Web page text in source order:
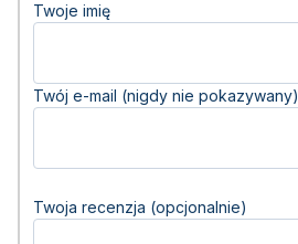
Twoje imię
Twój e-mail (nigdy nie pokazywany)
Twoja recenzja (opcjonalnie)